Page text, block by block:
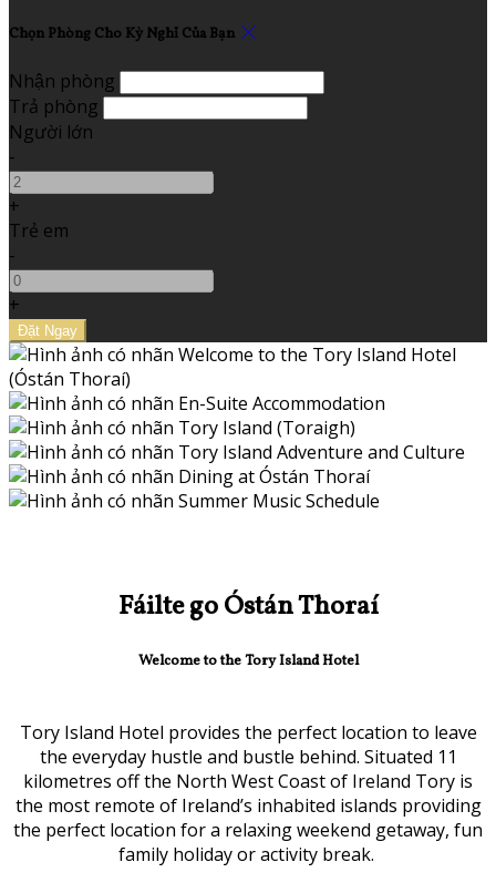
Chọn Phòng Cho Kỳ Nghỉ Của Bạn
Nhận phòng
Trả phòng
Người lớn
-
+
Trẻ em
-
+
Fáilte go Óstán Thoraí
Welcome to the Tory Island Hotel
Tory Island Hotel provides the perfect location to leave
the everyday hustle and bustle behind. Situated 11
kilometres off the North West Coast of Ireland Tory is
the most remote of Ireland’s inhabited islands providing
the perfect location for a relaxing weekend getaway, fun
family holiday or activity break.